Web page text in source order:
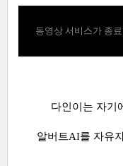
동영상 서비스가 종
다인이는 자기
알버트AI를 자유